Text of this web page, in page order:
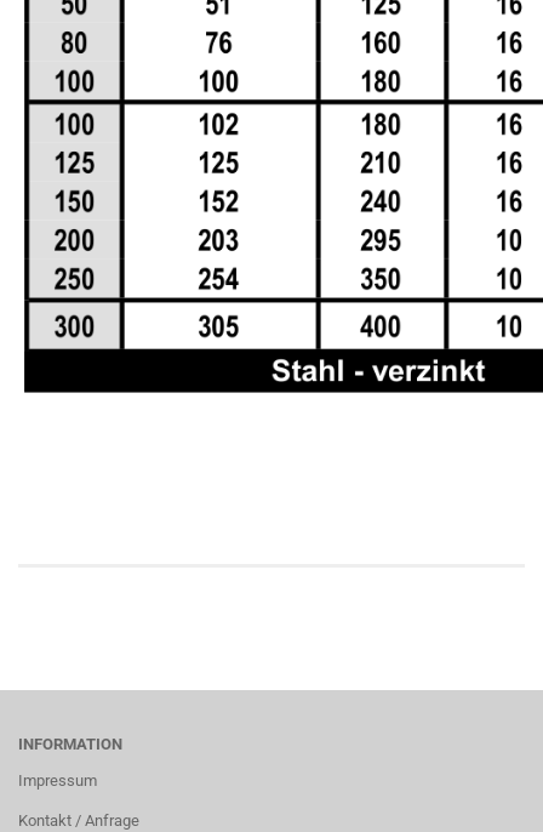
INFORMATION
Impressum
Kontakt / Anfrage